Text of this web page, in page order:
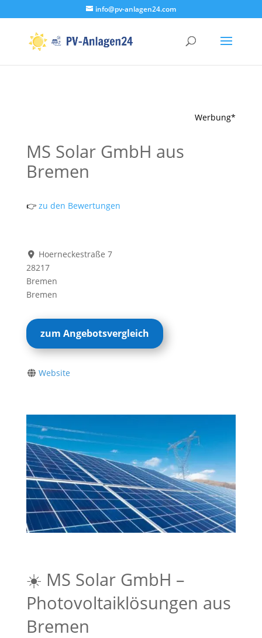
info@pv-anlagen24.com
Werbung*
MS Solar GmbH aus
Bremen
👉zu den Bewertungen
Hoerneckestraße 7
28217
Bremen
Bremen
zum Angebotsvergleich
Website
☀️ MS Solar GmbH –
Photovoltaiklösungen aus
Bremen